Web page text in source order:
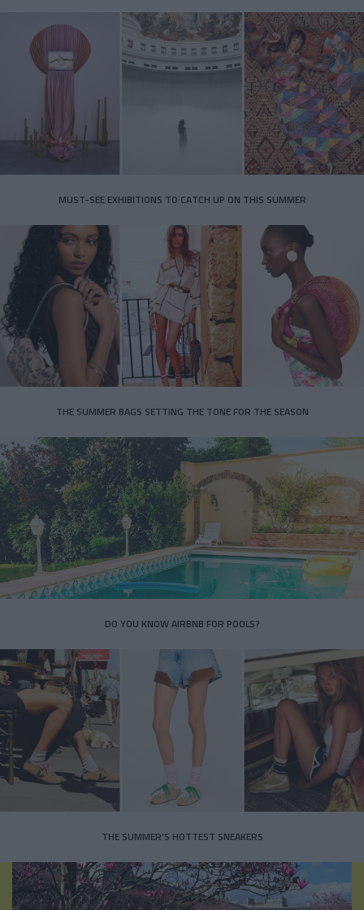
MUST-SEE EXHIBITIONS TO CATCH UP ON THIS SUMMER
THE SUMMER BAGS SETTING THE TONE FOR THE SEASON
DO YOU KNOW AIRBNB FOR POOLS?
THE SUMMER’S HOTTEST SNEAKERS